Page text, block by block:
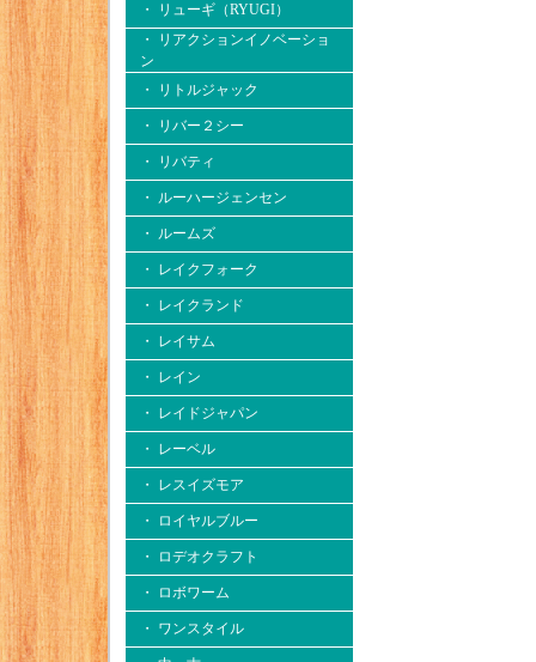
・ リューギ（RYUGI）
・ リアクションイノベーショ
ン
・ リトルジャック
・ リバー２シー
・ リバティ
・ ルーハージェンセン
・ ルームズ
・ レイクフォーク
・ レイクランド
・ レイサム
・ レイン
・ レイドジャパン
・ レーベル
・ レスイズモア
・ ロイヤルブルー
・ ロデオクラフト
・ ロボワーム
・ ワンスタイル